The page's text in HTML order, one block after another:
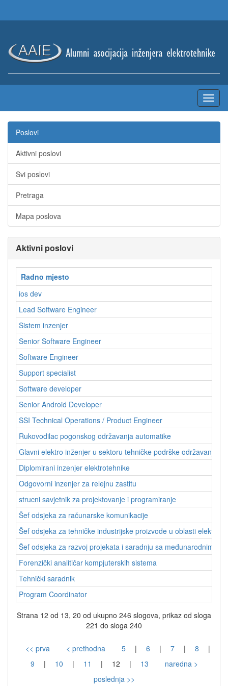
Poslovi
Aktivni poslovi
Svi poslovi
Pretraga
Mapa poslova
Aktivni poslovi
Radno mjesto
ios dev
Lead Software Engineer
Sistem inzenjer
Senior Software Engineer
Software Engineer
Support specialist
Software developer
Senior Android Developer
SSI Technical Operations / Product Engineer
Rukovodilac pogonskog održavanja automatike
Glavni elektro inženjer u sektoru tehničke podrške održavanju
Diplomirani inzenjer elektrotehnike
Odgovorni inzenjer za relejnu zastitu
strucni savjetnik za projektovanje i programiranje
Šef odsjeka za računarske komunikacije
Šef odsjeka za tehničke industrijske proizvode u oblasti
Šef odsjeka za razvoj projekata i saradnju sa međunarodnim
Forenzički analitičar kompjuterskih sistema
Tehnički saradnik
Program Coordinator
Strana 12 od 13, 20 od ukupno 246 slogova, prikaz od sloga
221 do sloga 240
<< prva < prethodna 5 | 6 | 7 | 8
|
9
| 10 | 11 | 12 | 13
naredna >
poslednja >>